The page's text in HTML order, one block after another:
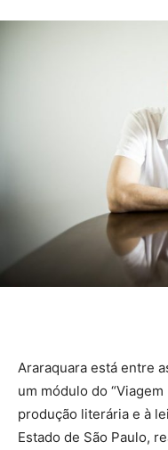
Araraquara está entre
um módulo do
produção literária e à
Estado de São Paulo,